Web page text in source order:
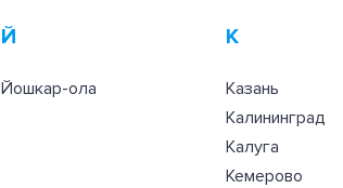
Й
Йошкар-ола
К
Казань
Калининград
Калуга
Кемерово